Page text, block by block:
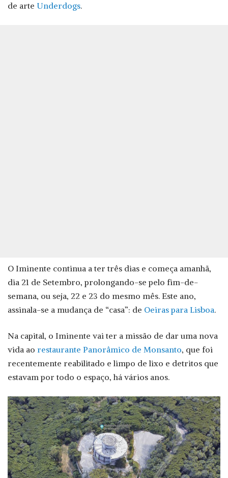
de arte Underdogs.
O Iminente continua a ter três dias e começa amanhã,
dia 21 de Setembro, prolongando-se pelo fim-de-
semana, ou seja, 22 e 23 do mesmo mês. Este ano,
assinala-se a mudança de “casa”: de Oeiras para Lisboa.
Na capital, o Iminente vai ter a missão de dar uma nova
vida ao restaurante Panorâmico de Monsanto, que foi
recentemente reabilitado e limpo de lixo e detritos que
estavam por todo o espaço, há vários anos.